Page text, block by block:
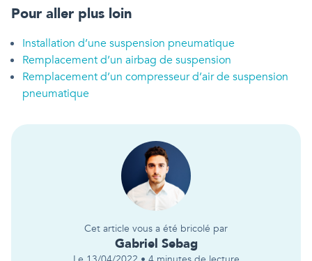
Pour aller plus loin
Installation d’une suspension pneumatique
Remplacement d’un airbag de suspension
Remplacement d’un compresseur d’air de suspension
pneumatique
Cet article vous a été bricolé par
Gabriel Sebag